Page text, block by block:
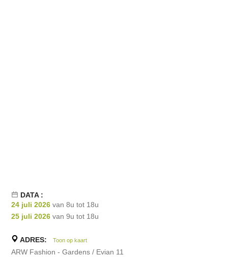
DATA :
24 juli 2026 van 8u tot 18u
25 juli 2026 van 9u tot 18u
ADRES: Toon op kaart
ARW Fashion - Gardens / Evian 11